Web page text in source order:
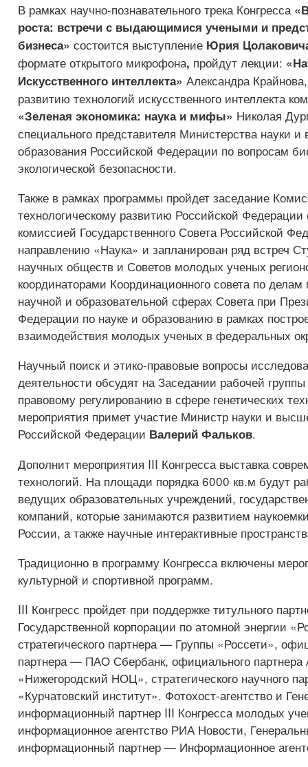
В рамках научно-познавательного трека Конгресса
роста: встречи с выдающимися учеными и
бизнеса» состоится выступление Юрия
формате открытого микрофона, пройдут лекции:
Искусственного интеллекта» Александра
развитию технологий искусственного интеллекта
«Зеленая экономика: наука и мифы» Николая
специального представителя Министерства науки и
образования Российской Федерации по вопросам
экологической безопасности.
Также в рамках программы пройдет заседание
технологическому развитию Российской Федерации
комиссией Государственного Совета Российской
направлению «Наука» и запланирован ряд встреч
научных обществ и Советов молодых ученых
координаторами Координационного совета по
научной и образовательной сферах Совета при
Федерации по науке и образованию в рамках
взаимодействия молодых ученых в федеральных
Научный поиск и этико-правовые вопросы
деятельности обсудят на Заседании рабочей
правовому регулированию в сфере генетических
мероприятия примет участие Министр науки и
Российской Федерации Валерий Фальков.
Дополнит мероприятия III Конгресса выставка
технологий. На площади порядка 6000 кв.м будут
ведущих образовательных учреждений,
компаний, которые занимаются развитием
России, а также научные интерактивные
Традиционно в программу Конгресса включены
культурной и спортивной программ.
III Конгресс пройдет при поддержке титульного
Государственной корпорации по атомной энергии
стратегического партнера — Группы «Россети»,
партнера — ПАО Сбербанк, официального
«Нижегородский НОЦ», стратегического научного
«Курчатовский институт». Фотохост-агентство и
информационный партнер III Конгресса молодых
информационное агентство РИА Новости,
информационный партнер — Информационное